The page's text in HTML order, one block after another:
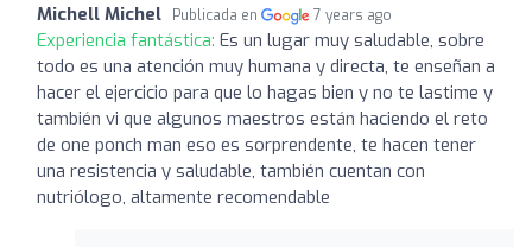
Michell Michel Publicada en 7 years ago
Experiencia fantástica: Es un lugar muy saludable, sobre
todo es una atención muy humana y directa, te enseñan a
hacer el ejercicio para que lo hagas bien y no te lastime y
también vi que algunos maestros están haciendo el reto
de one ponch man eso es sorprendente, te hacen tener
una resistencia y saludable, también cuentan con
nutriólogo, altamente recomendable